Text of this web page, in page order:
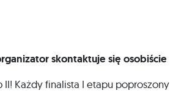
skontaktuje się osobiście
II! Każdy finalista I etapu poproszony